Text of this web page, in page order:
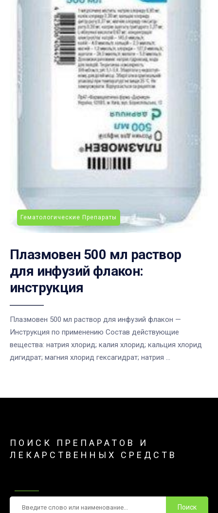
Гематологические Препараты
Плазмовен 500 мл раствор
для инфузий флакон:
инструкция
Плазмовен 500 мл раствор для инфузий флакон —
Инструкция по применению Состав действующие
вещества: натрия хлорид; калия хлорид; кальция хлорид
дигидрат; магния хлорид гексагидрат; натрия ...
ПОИСК ПРЕПАРАТОВ И
ЛЕКАРСТВЕННЫХ СРЕДСТВ